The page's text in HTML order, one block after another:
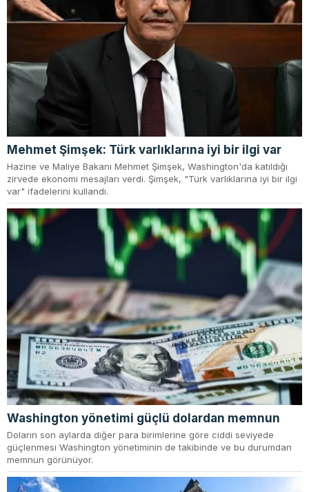
Mehmet Şimşek: Türk varlıklarına iyi bir ilgi var
Hazine ve Maliye Bakanı Mehmet Şimşek, Washington'da katıldığı
zirvede ekonomi mesajları verdi. Şimşek, "Türk varlıklarına iyi bir ilgi
var" ifadelerini kullandı.
Washington yönetimi güçlü dolardan memnun
Doların son aylarda diğer para birimlerine göre ciddi seviyede
güçlenmesi Washington yönetiminin de takibinde ve bu durumdan
memnun görünüyor.